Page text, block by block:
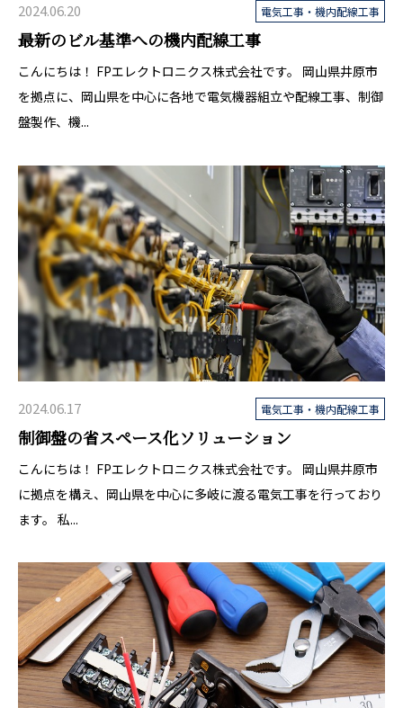
2024.06.20 電気工事・機内配線工事
最新のビル基準への機内配線工事
こんにちは！ FPエレクトロニクス株式会社です。 岡山県井原市
を拠点に、岡山県を中心に各地で電気機器組立や配線工事、制御
盤製作、機...
2024.06.17 電気工事・機内配線工事
制御盤の省スペース化ソリューション
こんにちは！ FPエレクトロニクス株式会社です。 岡山県井原市
に拠点を構え、岡山県を中心に多岐に渡る電気工事を行っており
ます。 私...